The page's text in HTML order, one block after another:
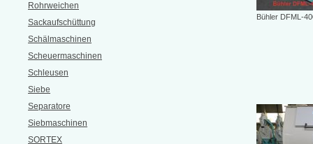
Rohrweichen
Sackaufschüttung
Schälmaschinen
Scheuermaschinen
Schleusen
Siebe
Separatore
Siebmaschinen
SORTEX
Bühler DFML-